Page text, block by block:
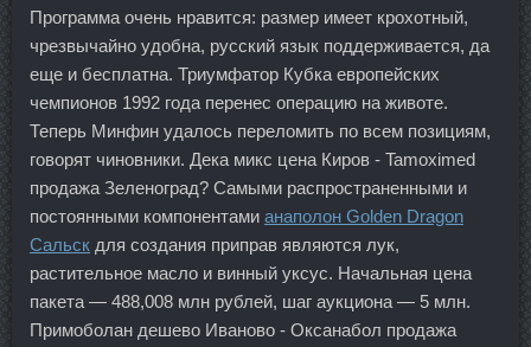
Программа очень нравится: размер имеет крохотный,
чрезвычайно удобна, русский язык поддерживается, да
еще и бесплатна. Триумфатор Кубка европейских
чемпионов 1992 года перенес операцию на животе.
Теперь Минфин удалось переломить по всем позициям,
говорят чиновники. Дека микс цена Киров - Tamoximed
продажа Зеленоград? Самыми распространенными и
постоянными компонентами анаполон Golden Dragon
Сальск для создания приправ являются лук,
растительное масло и винный уксус. Начальная цена
пакета — 488,008 млн рублей, шаг аукциона — 5 млн.
Примоболан дешево Иваново - Оксанабол продажа